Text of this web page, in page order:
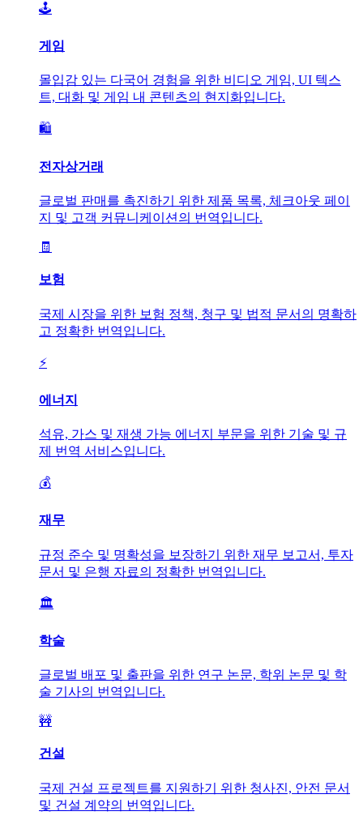
🕹️
게임
몰입감 있는 다국어 경험을 위한 비디오 게임, UI 텍스
트, 대화 및 게임 내 콘텐츠의 현지화입니다.
🛍️
전자상거래
글로벌 판매를 촉진하기 위한 제품 목록, 체크아웃 페이
지 및 고객 커뮤니케이션의 번역입니다.
🧾
보험
국제 시장을 위한 보험 정책, 청구 및 법적 문서의 명확하
고 정확한 번역입니다.
⚡
에너지
석유, 가스 및 재생 가능 에너지 부문을 위한 기술 및 규
제 번역 서비스입니다.
💰
재무
규정 준수 및 명확성을 보장하기 위한 재무 보고서, 투자
문서 및 은행 자료의 정확한 번역입니다.
🏛️
학술
글로벌 배포 및 출판을 위한 연구 논문, 학위 논문 및 학
술 기사의 번역입니다.
🚧
건설
국제 건설 프로젝트를 지원하기 위한 청사진, 안전 문서
및 건설 계약의 번역입니다.